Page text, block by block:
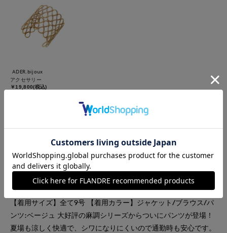
ADER.bijoux
アクセサリー
￥19,800(税込)
FAVORITE SUKINAMONO
ADER.bijoux
【着用サイズ】全て9号 【着用カラー】ジャケット/ブラウス/パ
ンツ:ベージュ 大好評の麻調シリーズからついにパンツが登場！
夏場も涼しく快適で、シワになりにくいので通勤時も安心です。